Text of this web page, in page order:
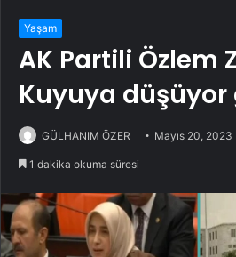
Yaşam
AK Partili Özlem
Kuyuya
GÜLHANIM ÖZER Mayıs 20, 2023
1 dakika okuma süresi